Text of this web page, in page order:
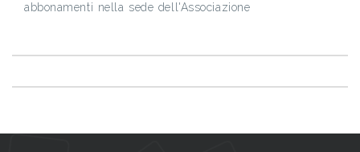
abbonamenti nella sede dell'Associazione